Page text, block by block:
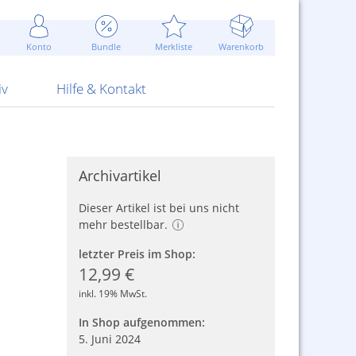
Konto Bundle Merkliste Warenkorb
Attrappen Blitzschnell...
Sommerpreise u.v.m.
ARS Pirotecnia
Hilfe & Kontakt
Kontaktformular
AGB
Archivartikel
Dieser Artikel ist bei uns nicht
mehr bestellbar.
letzter Preis im Shop:
12,99 €
inkl. 19% MwSt.
In Shop aufgenommen:
5. Juni 2024